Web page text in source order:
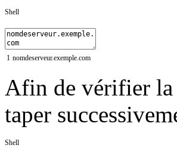
Shell
1 nomdeserveur.exemple.com
Afin de vérifier la
taper
Shell